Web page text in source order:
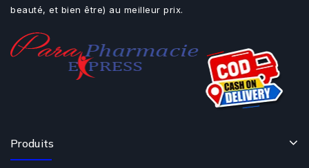
beauté, et bien être) au meilleur prix.
Produits